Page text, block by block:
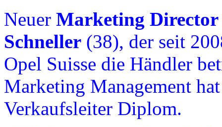
Neuer Marketing Director
Schneller (38), der seit
Opel Suisse die Händler
Marketing Management
Verkaufsleiter Diplom.